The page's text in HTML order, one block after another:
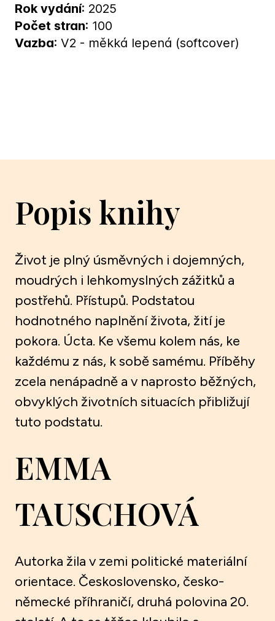
Rok vydání: 2025
Počet stran: 100
Vazba: V2 - měkká lepená (softcover)
Popis knihy
Život je plný úsměvných i dojemných,
moudrých i lehkomyslných zážitků a
postřehů. Přístupů. Podstatou
hodnotného naplnění života, žití je
pokora. Úcta. Ke všemu kolem nás, ke
každému z nás, k sobě samému. Příběhy
zcela nenápadně a v naprosto běžných,
obvyklých životních situacích přibližují
tuto podstatu.
EMMA
TAUSCHOVÁ
Autorka žila v zemi politické materiální
orientace. Československo, česko-
německé příhraničí, druhá polovina 20.